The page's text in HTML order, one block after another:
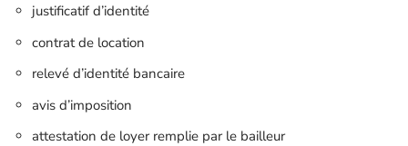
justificatif d’identité
contrat de location
relevé d’identité bancaire
avis d’imposition
attestation de loyer remplie par le bailleur